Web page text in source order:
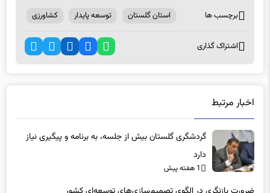
اخبار مرتبط
گردشگری گلستان بیش از جلسه، به برنامه و پیگیری نیاز
دارد
1 هفته پیش